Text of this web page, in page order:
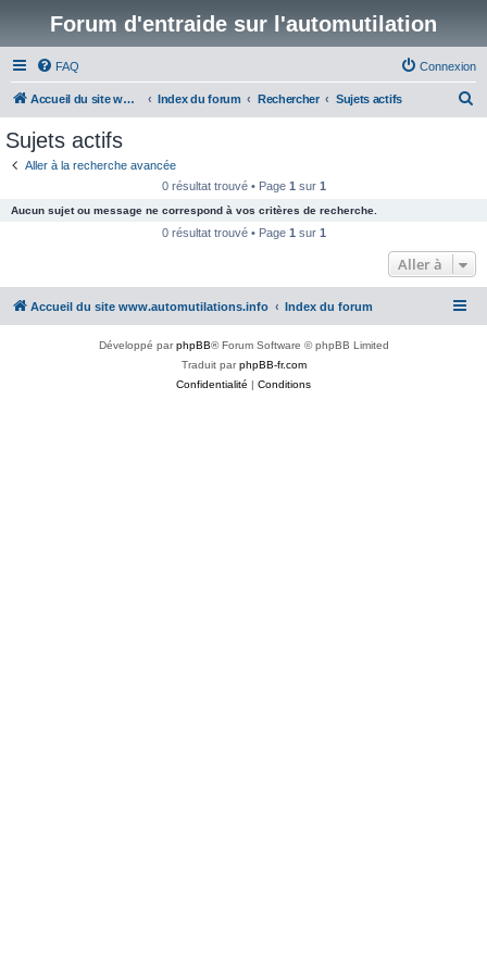
Forum d'entraide sur l'automutilation
FAQ Connexion
Accueil du site www.automutilations.info Index du forum Rechercher Sujets actifs
c
Sujets actifs
Aller à la recherche avancée
0 résultat trouvé • Page 1 sur 1
Aucun sujet ou message ne correspond à vos critères de recherche.
0 résultat trouvé • Page 1 sur 1
Aller à
Accueil du site www.automutilations.info Index du forum
Développé parphpBB® Forum Software © phpBB Limited
Traduit parphpBB-fr.com
Confidentialité | Conditions